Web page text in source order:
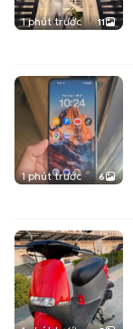
1 phút trước 11
1 phút trước 6